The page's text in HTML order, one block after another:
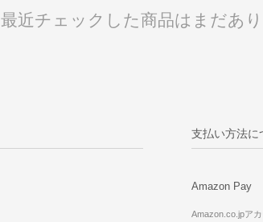
最近チェックした商品はまだあり
支払い方法に
Amazon Pay
Amazon.co.jpア